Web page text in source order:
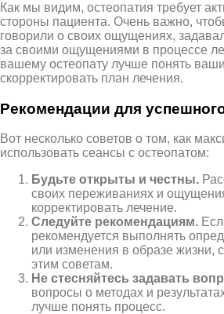
Как мы видим, остеопатия требует
стороны пациента. Очень важно,
говорили о своих ощущениях,
за своими ощущениями в процессе
вашему остеопату лучше понять
скорректировать план лечения.
Рекомендации для
Вот несколько советов о том, как
использовать сеансы с остеопатом:
Будьте открыты и честны.
своих переживаниях и
корректировать лечение.
Следуйте рекомендациям.
рекомендуется выполнять
или изменения в образе жизни,
этим советам.
Не стесняйтесь задавать
вопросы о методах и
лучше понять процесс.